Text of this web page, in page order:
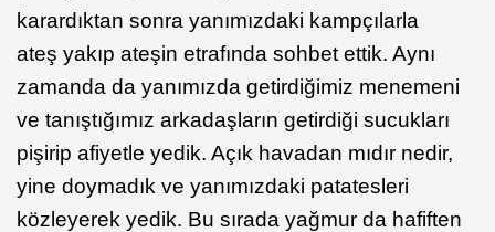
karardıktan sonra yanımızdaki kampçılarla
ateş yakıp ateşin etrafında sohbet ettik. Aynı
zamanda da yanımızda getirdiğimiz menemeni
ve tanıştığımız arkadaşların getirdiği sucukları
pişirip afiyetle yedik. Açık havadan mıdır nedir,
yine doymadık ve yanımızdaki patatesleri
közleyerek yedik. Bu sırada yağmur da hafiften